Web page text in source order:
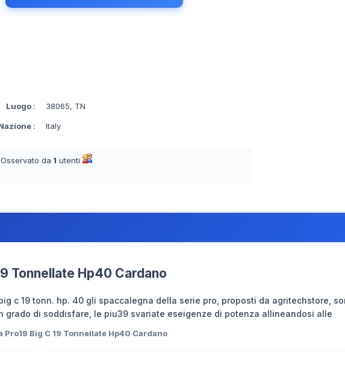
Luogo : 38065, TN
: Italy
Osservato da 1 utenti
Tonnellate Hp40 Cardano
c 19 tonn. hp. 40 gli spaccalegna della serie pro, proposti da agritechstore,
grado di soddisfare, le piu39 svariate eseigenze di potenza allineandosi alle
Pro19 Big C 19 Tonnellate Hp40 Cardano